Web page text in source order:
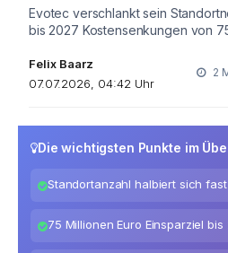
Evotec verschlankt sein
bis 2027 Kostensenkungen von
Felix Baarz
07.07.2026, 04:42 Uhr
2
Die wichtigsten Punkte im
Standortanzahl halbiert sich fast
75 Millionen Euro Einsparziel bis